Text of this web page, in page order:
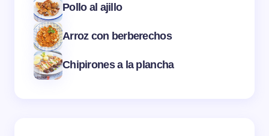
Pollo al ajillo
Arroz con berberechos
Chipirones a la plancha